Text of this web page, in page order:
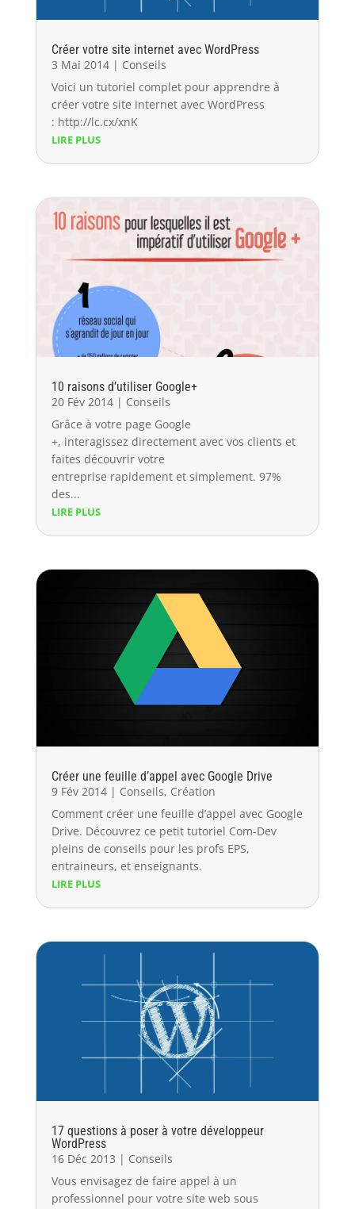
Créer votre site internet avec WordPress
3 Mai 2014| Conseils
Voici un tutoriel complet pour apprendre à
créer votre site internet avec WordPress
: http://lc.cx/xnK
LIRE PLUS
10 raisons d’utiliser Google+
20 Fév 2014| Conseils
Grâce à votre page Google
+, interagissez directement avec vos clients et
faites découvrir votre
entreprise rapidement et simplement. 97%
des...
LIRE PLUS
Créer une feuille d’appel avec Google Drive
9 Fév 2014| Conseils, Création
Comment créer une feuille d’appel avec Google
Drive. Découvrez ce petit tutoriel Com-Dev
pleins de conseils pour les profs EPS,
entraineurs, et enseignants.
LIRE PLUS
17 questions à poser à votre développeur
WordPress
16 Déc 2013 | Conseils
Vous envisagez de faire appel à un
professionnel pour votre site web sous